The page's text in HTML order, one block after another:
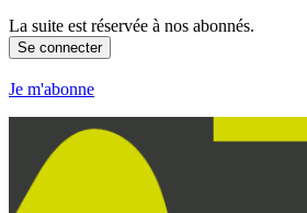
La suite est réservée à nos abonnés.
Se connecter
Je m'abonne